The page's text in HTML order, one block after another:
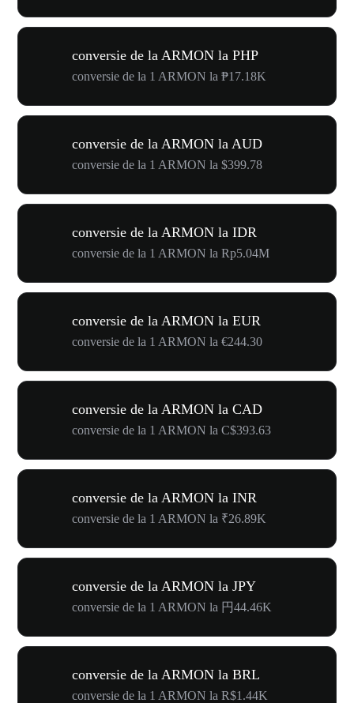
conversie de la ARMON la PHP
conversie de la 1 ARMON la ₱17.18K
conversie de la ARMON la AUD
conversie de la 1 ARMON la $399.78
conversie de la ARMON la IDR
conversie de la 1 ARMON la Rp5.04M
conversie de la ARMON la EUR
conversie de la 1 ARMON la €244.30
conversie de la ARMON la CAD
conversie de la 1 ARMON la C$393.63
conversie de la ARMON la INR
conversie de la 1 ARMON la ₹26.89K
conversie de la ARMON la JPY
conversie de la 1 ARMON la 円44.46K
conversie de la ARMON la BRL
conversie de la 1 ARMON la R$1.44K